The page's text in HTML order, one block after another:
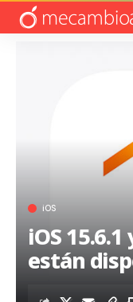
iOS
iOS 15.6.1
están